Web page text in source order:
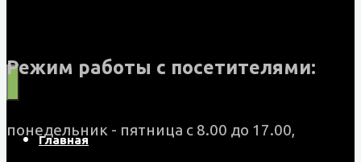
учреждение
культуры
"Музейно-
Главная
Режим работы с посетителями:
понедельник - пятница с 8.00 до 17.00,